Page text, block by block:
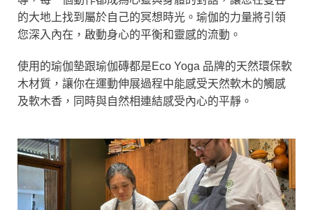
的大地上找到屬於自己的冥想時光。瑜伽的力量將引領
您深入內在，啟動身心的平衡和靈感的流動。
使用的瑜伽墊跟瑜伽磚都是Eco Yoga 品牌的天然環保軟
木材質，讓你在運動伸展過程中能感受天然軟木的觸感
及軟木香，同時與自然相連結感受內心的平靜。